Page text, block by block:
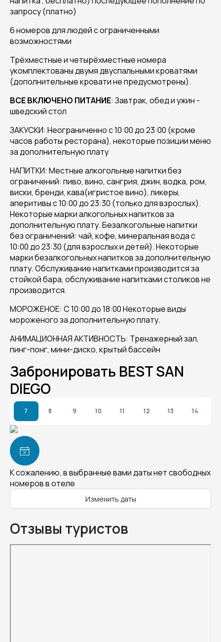
запросу (платно)
6 номеров для людей с ограниченными
возможностями
Трёхместные и четырёхместные номера
укомплектованы двумя двуспальными кроватями
(дополнительные кровати не предусмотрены).
ВСЕ ВКЛЮЧЕНО ПИТАНИЕ: Завтрак, обед и ужин -
шведский стол
ЗАКУСКИ: Неограниченно с 10:00 до 23:00 (кроме
часов работы ресторана), некоторые позиции меню
за дополнительную плату
НАПИТКИ: Местные алкогольные напитки без
ограничений: пиво, вино, сангрия, джин, водка, ром,
виски, бренди, кава(игристое вино), ликеры,
аперитивы с 10:00 до 23:30 (только для взрослых).
Некоторые марки алкогольных напитков за
дополнительную плату. Безалкогольные напитки
без ограничений: чай, кофе, минеральная вода с
10:00 до 23:30 (для взрослых и детей). Некоторые
марки безалкогольных напитков за дополнительную
плату. Обслуживание напитками производится за
стойкой бара, обслуживание напитками столиков не
производится.
МОРОЖЕНОЕ: С 10:00 до 18:00 Некоторые виды
мороженого за дополнительную плату.
АНИМАЦИОННАЯ АКТИВНОСТЬ: Тренажерный зал,
пинг-понг, мини-диско, крытый бассейн
Забронировать BEST SAN
DIEGO
7 8 9 10 11 12 13 14
К сожалению, в выбранные вами даты нет свободных
номеров в отеле
Изменить даты
Отзывы туристов